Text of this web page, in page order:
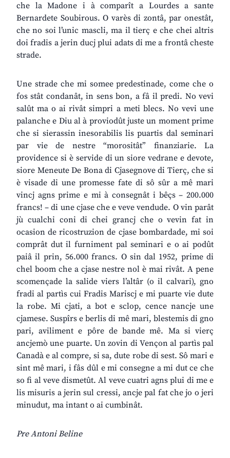
che la Madone i à comparît a Lourdes a sante
Bernardete Soubirous. O varès di zontâ, par onestât,
che no soi l’unic mascli, ma il tierç e che chei altris
doi fradis a jerin ducj plui adats di me a frontâ cheste
strade.
Une strade che mi somee predestinade, come che o
fos stât condanât, in sens bon, a fâ il predi. No vevi
salût ma o ai rivât simpri a meti blecs. No vevi une
palanche e Diu al à proviodût juste un moment prime
che si sierassin inesorabilis lis puartis dal seminari
par vie de nestre “morositât” finanziarie. La
providence si è servide di un siore vedrane e devote,
siore Meneute De Bona di Cjasegnove di Tierç, che si
è visade di une promesse fate di sô sûr a mê mari
vincj agns prime e mi à consegnât i bêçs – 200.000
francs! – di une cjase che e veve vendude. O vin parât
jù cualchi coni di chei grancj che o vevin fat in
ocasion de ricostruzion de cjase bombardade, mi soi
comprât dut il furniment pal seminari e o ai podût
paiâ il prin, 56.000 francs. O sin dal 1952, prime di
chel boom che a cjase nestre nol è mai rivât. A pene
scomençade la salide viers l’altâr (o il calvari), gno
fradi al partìs cui Fradis Mariscj e mi puarte vie dute
la robe. Mi cjati, a bot e sclop, cence nancje une
cjamese. Suspîrs e berlis di mê mari, blestemis di gno
pari, aviliment e pôre de bande mê. Ma si vierç
ancjemò une puarte. Un zovin di Vençon al partìs pal
Canadà e al compre, si sa, dute robe di sest. Sô mari e
sint mê mari, i fâs dûl e mi consegne a mi dut ce che
so fi al veve dismetût. Al veve cuatri agns plui di me e
lis misuris a jerin sul cressi, ancje pal fat che jo o jeri
minudut, ma intant o ai cumbinât.
Pre Antoni Beline